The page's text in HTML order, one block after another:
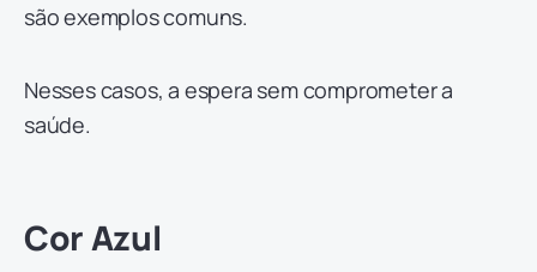
são exemplos comuns.
Nesses casos, a espera sem comprometer a
saúde.
Cor Azul